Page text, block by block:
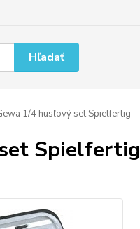
Hľadať
1/4 husľový set Spielfertig
Spielfertig